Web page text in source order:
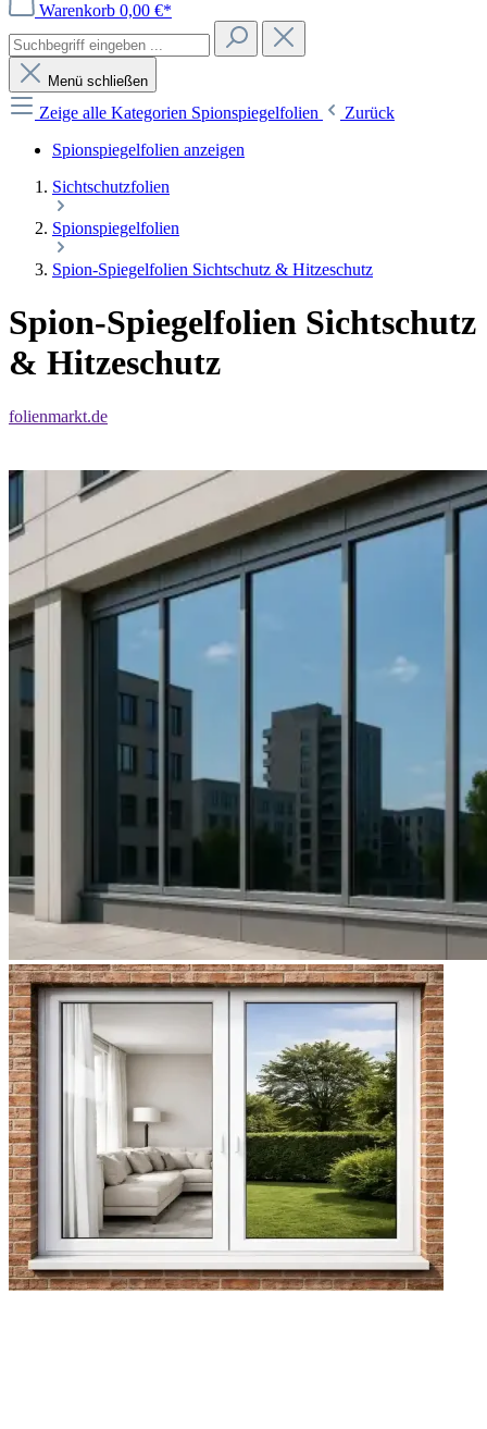
Warenkorb 0,00 €*
Menü schließen
Zeige alle Kategorien Spionspiegelfolien
Zurück
Spionspiegelfolien anzeigen
Sichtschutzfolien
Spionspiegelfolien
Spion-Spiegelfolien Sichtschutz & Hitzeschutz
Spion-Spiegelfolien Sichtschutz
& Hitzeschutz
folienmarkt.de